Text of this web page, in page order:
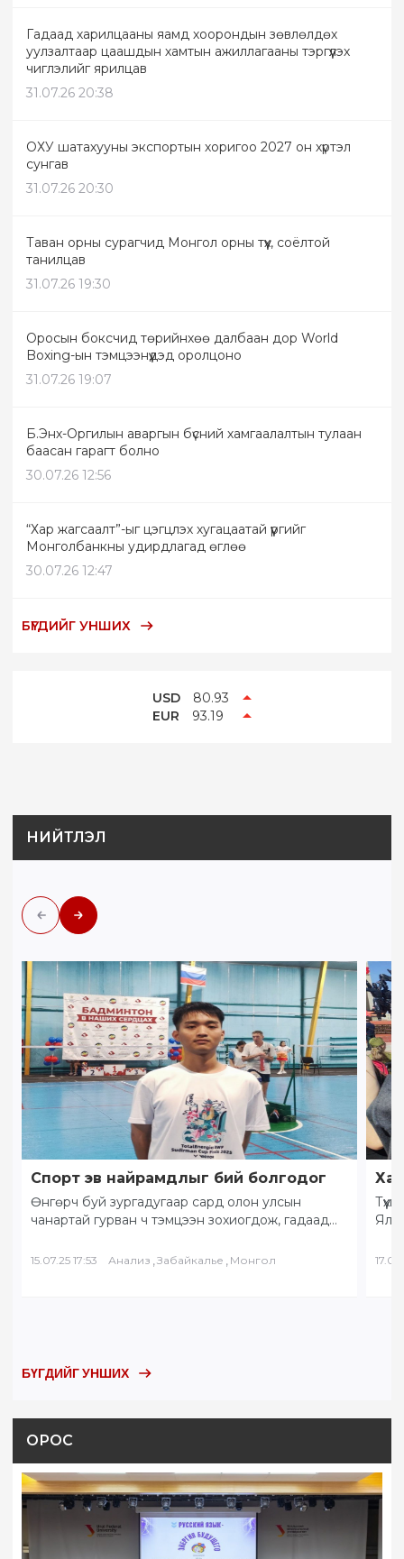
Гадаад харилцааны яамд хоорондын зөвлөлдөх
уулзалтаар цаашдын хамтын ажиллагааны тэргүүлэх
чиглэлийг ярилцав
31.07.26 20:38
ОХУ шатахууны экспортын хоригоо 2027 он хүртэл
сунгав
31.07.26 20:30
Таван орны сурагчид Монгол орны түүх, соёлтой
танилцав
31.07.26 19:30
Оросын боксчид төрийнхөө далбаан дор World
Boxing-ын тэмцээнүүдэд оролцоно
31.07.26 19:07
Б.Энх-Оргилын аваргын бүсний хамгаалалтын тулаан
баасан гарагт болно
30.07.26 12:56
“Хар жагсаалт”-ыг цэгцлэх хугацаатай үүргийг
Монголбанкны удирдлагад өглөө
30.07.26 12:47
БҮГДИЙГ УНШИХ
USD
80.93
EUR
93.19
НИЙТЛЭЛ
Спорт эв найрамдлыг бий болгодог
Өнгөрч буй зургадугаар сард олон улсын
чанартай гурван ч тэмцээн зохиогдож, гадаад
“Солнечное Забайкалье” буюу…
15.07.25 17:53 Анализ , Забайкалье , Монгол
БҮГДИЙГ УНШИХ
ОРОС